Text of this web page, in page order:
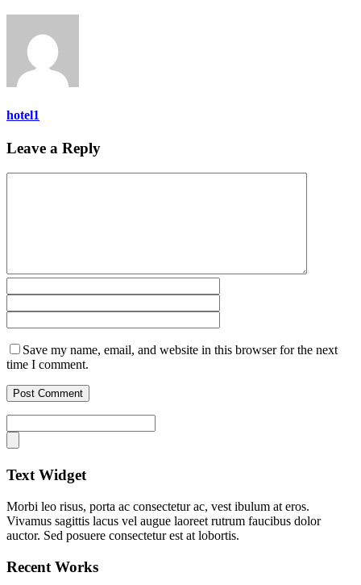
hotel1
Leave a Reply
Save my name, email, and website in this browser for the next
time I comment.
Text Widget
Morbi leo risus, porta ac consectetur ac, vest ibulum at eros.
Vivamus sagittis lacus vel augue laoreet rutrum faucibus dolor
auctor. Sed posuere consectetur est at lobortis.
Recent Works